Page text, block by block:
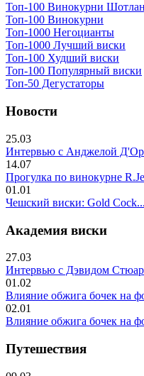
Топ-100 Винокурни
Топ-100 Винокурни
Топ-1000 Негоцианты
Топ-1000 Лучший виски
Топ-100 Худший виски
Топ-100 Популярный виски
Топ-50 Дегустаторы
Новости
25.03
Интервью с Анджелой
14.07
Прогулка по винокурне
01.01
Чешский виски: Gold Cock...
Академия виски
27.03
Интервью с Дэвидом
01.02
Влияние обжига бочек на
02.01
Влияние обжига бочек на
Путешествия